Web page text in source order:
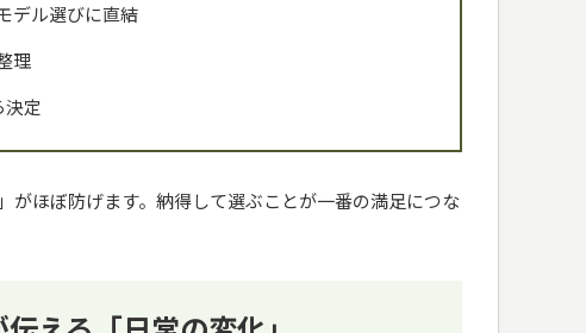
デル選びに直結
理
決定
ほぼ防げます。納得して選ぶことが一番の満足につな